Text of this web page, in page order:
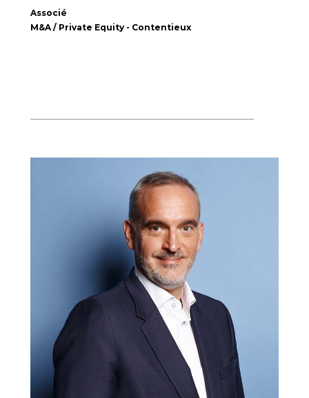
Associé
M&A / Private Equity - Contentieux